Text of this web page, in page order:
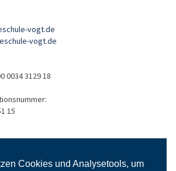
Cookies und Analysetools, um
vogt.de
vogt.de
0034 3129 18
15